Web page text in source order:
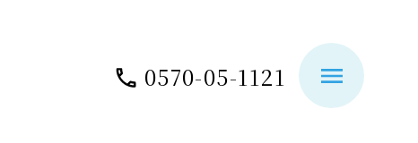
0570-05-1121